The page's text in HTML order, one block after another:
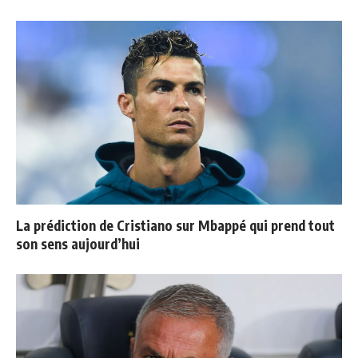
La prédiction de Cristiano sur Mbappé qui prend tout
son sens aujourd’hui